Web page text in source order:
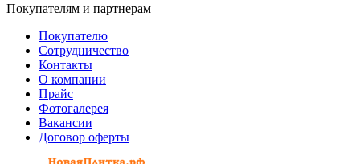
Покупателям и партнерам
Покупателю
Сотрудничество
Контакты
О компании
Прайс
Фотогалерея
Вакансии
Договор оферты